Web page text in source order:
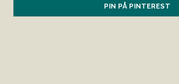
PIN PÅ PINTEREST